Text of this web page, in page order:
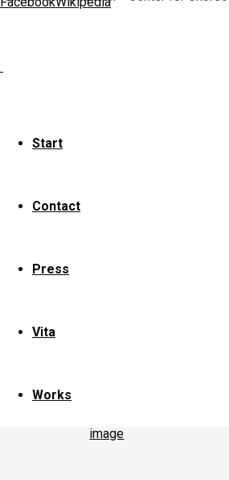
Start
Contact
Press
Vita
Works
6-
image